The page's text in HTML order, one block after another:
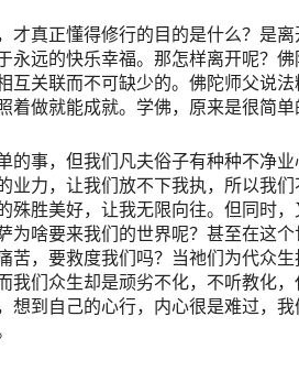
才真正懂得修行的目的是什么？是
永远的快乐幸福。那怎样离开呢？
互关联而不可缺少的。佛陀师父说
着做就能成就。学佛，原来是很简单
的事，但我们凡夫俗子有种种不净
业力，让我们放不下我执，所以我
殊胜美好，让我无限向往。但同时
为啥要来我们的世界呢？甚至在这
苦，要救度我们吗？当祂们为代众
我们众生却是顽劣不化，不听教化
想到自己的心行，内心很是难过，